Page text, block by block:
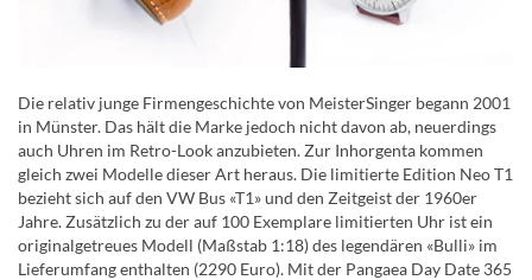
Die relativ junge Firmengeschichte von MeisterSinger begann 2001
in Münster. Das hält die Marke jedoch nicht davon ab, neuerdings
auch Uhren im Retro-Look anzubieten. Zur Inhorgenta kommen
gleich zwei Modelle dieser Art heraus. Die limitierte Edition Neo T1
bezieht sich auf den VW Bus «T1» und den Zeitgeist der 1960er
Jahre. Zusätzlich zu der auf 100 Exemplare limitierten Uhr ist ein
originalgetreues Modell (Maßstab 1:18) des legendären «Bulli» im
Lieferumfang enthalten (2290 Euro). Mit der Pangaea Day Date 365